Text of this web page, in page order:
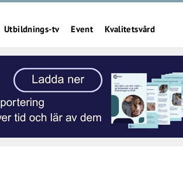
Utbildnings-tv Event Kvalitetsvård